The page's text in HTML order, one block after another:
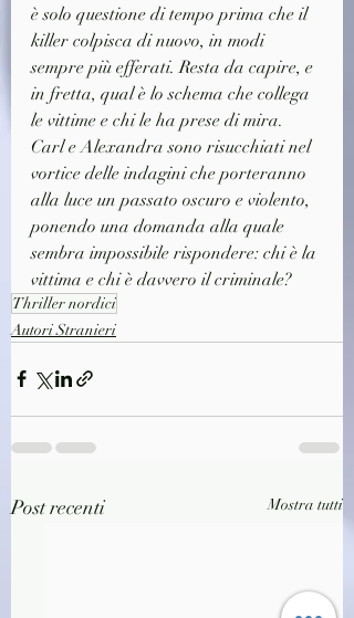
è solo questione di tempo prima che il
killer colpisca di nuovo, in modi
sempre più efferati. Resta da capire, e
in fretta, qual è lo schema che collega
le vittime e chi le ha prese di mira.
Carl e Alexandra sono risucchiati nel
vortice delle indagini che porteranno
alla luce un passato oscuro e violento,
ponendo una domanda alla quale
sembra impossibile rispondere: chi è la
vittima e chi è davvero il criminale?
Thriller nordici
Autori Stranieri
Post recenti Mostra tutti